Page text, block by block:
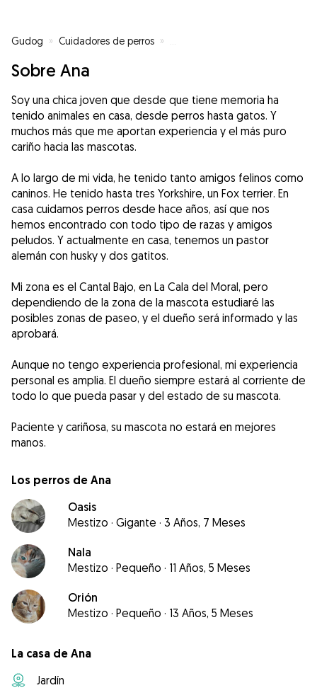
Gudog » Cuidadores de perros »
Sobre Ana
Soy una chica joven que desde que tiene memoria ha
tenido animales en casa, desde perros hasta gatos. Y
muchos más que me aportan experiencia y el más puro
cariño hacia las mascotas.
A lo largo de mi vida, he tenido tanto amigos felinos como
caninos. He tenido hasta tres Yorkshire, un Fox terrier. En
casa cuidamos perros desde hace años, así que nos
hemos encontrado con todo tipo de razas y amigos
peludos. Y actualmente en casa, tenemos un pastor
alemán con husky y dos gatitos.
Mi zona es el Cantal Bajo, en La Cala del Moral, pero
dependiendo de la zona de la mascota estudiaré las
posibles zonas de paseo, y el dueño será informado y las
aprobará.
Aunque no tengo experiencia profesional, mi experiencia
personal es amplia. El dueño siempre estará al corriente de
todo lo que pueda pasar y del estado de su mascota.
Paciente y cariñosa, su mascota no estará en mejores
manos.
Los perros de Ana
Oasis
Mestizo · Gigante · 3 Años, 7 Meses
Nala
Mestizo · Pequeño · 11 Años, 5 Meses
Orión
Mestizo · Pequeño · 13 Años, 5 Meses
La casa de Ana
Jardín